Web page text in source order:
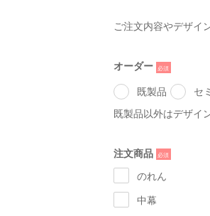
ご注文内容やデザイ
オーダー
*
既製品
セ
既製品以外はデザイ
注文商品
*
のれん
中幕